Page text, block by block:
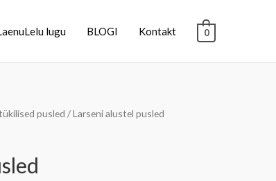
lugu BLOGI Kontakt 0
pusled / Larseni alustel pusled